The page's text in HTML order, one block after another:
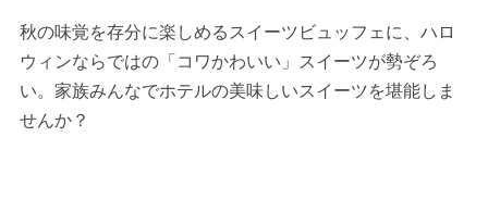
秋の味覚を存分に楽しめるスイーツビュッフェに、ハロ
ウィンならではの「コワかわいい」スイーツが勢ぞろ
い。家族みんなでホテルの美味しいスイーツを堪能しま
せんか？